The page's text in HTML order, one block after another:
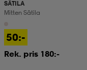
SÄTILA
Mitten Sätila
50:-
Rek. pris 180:-